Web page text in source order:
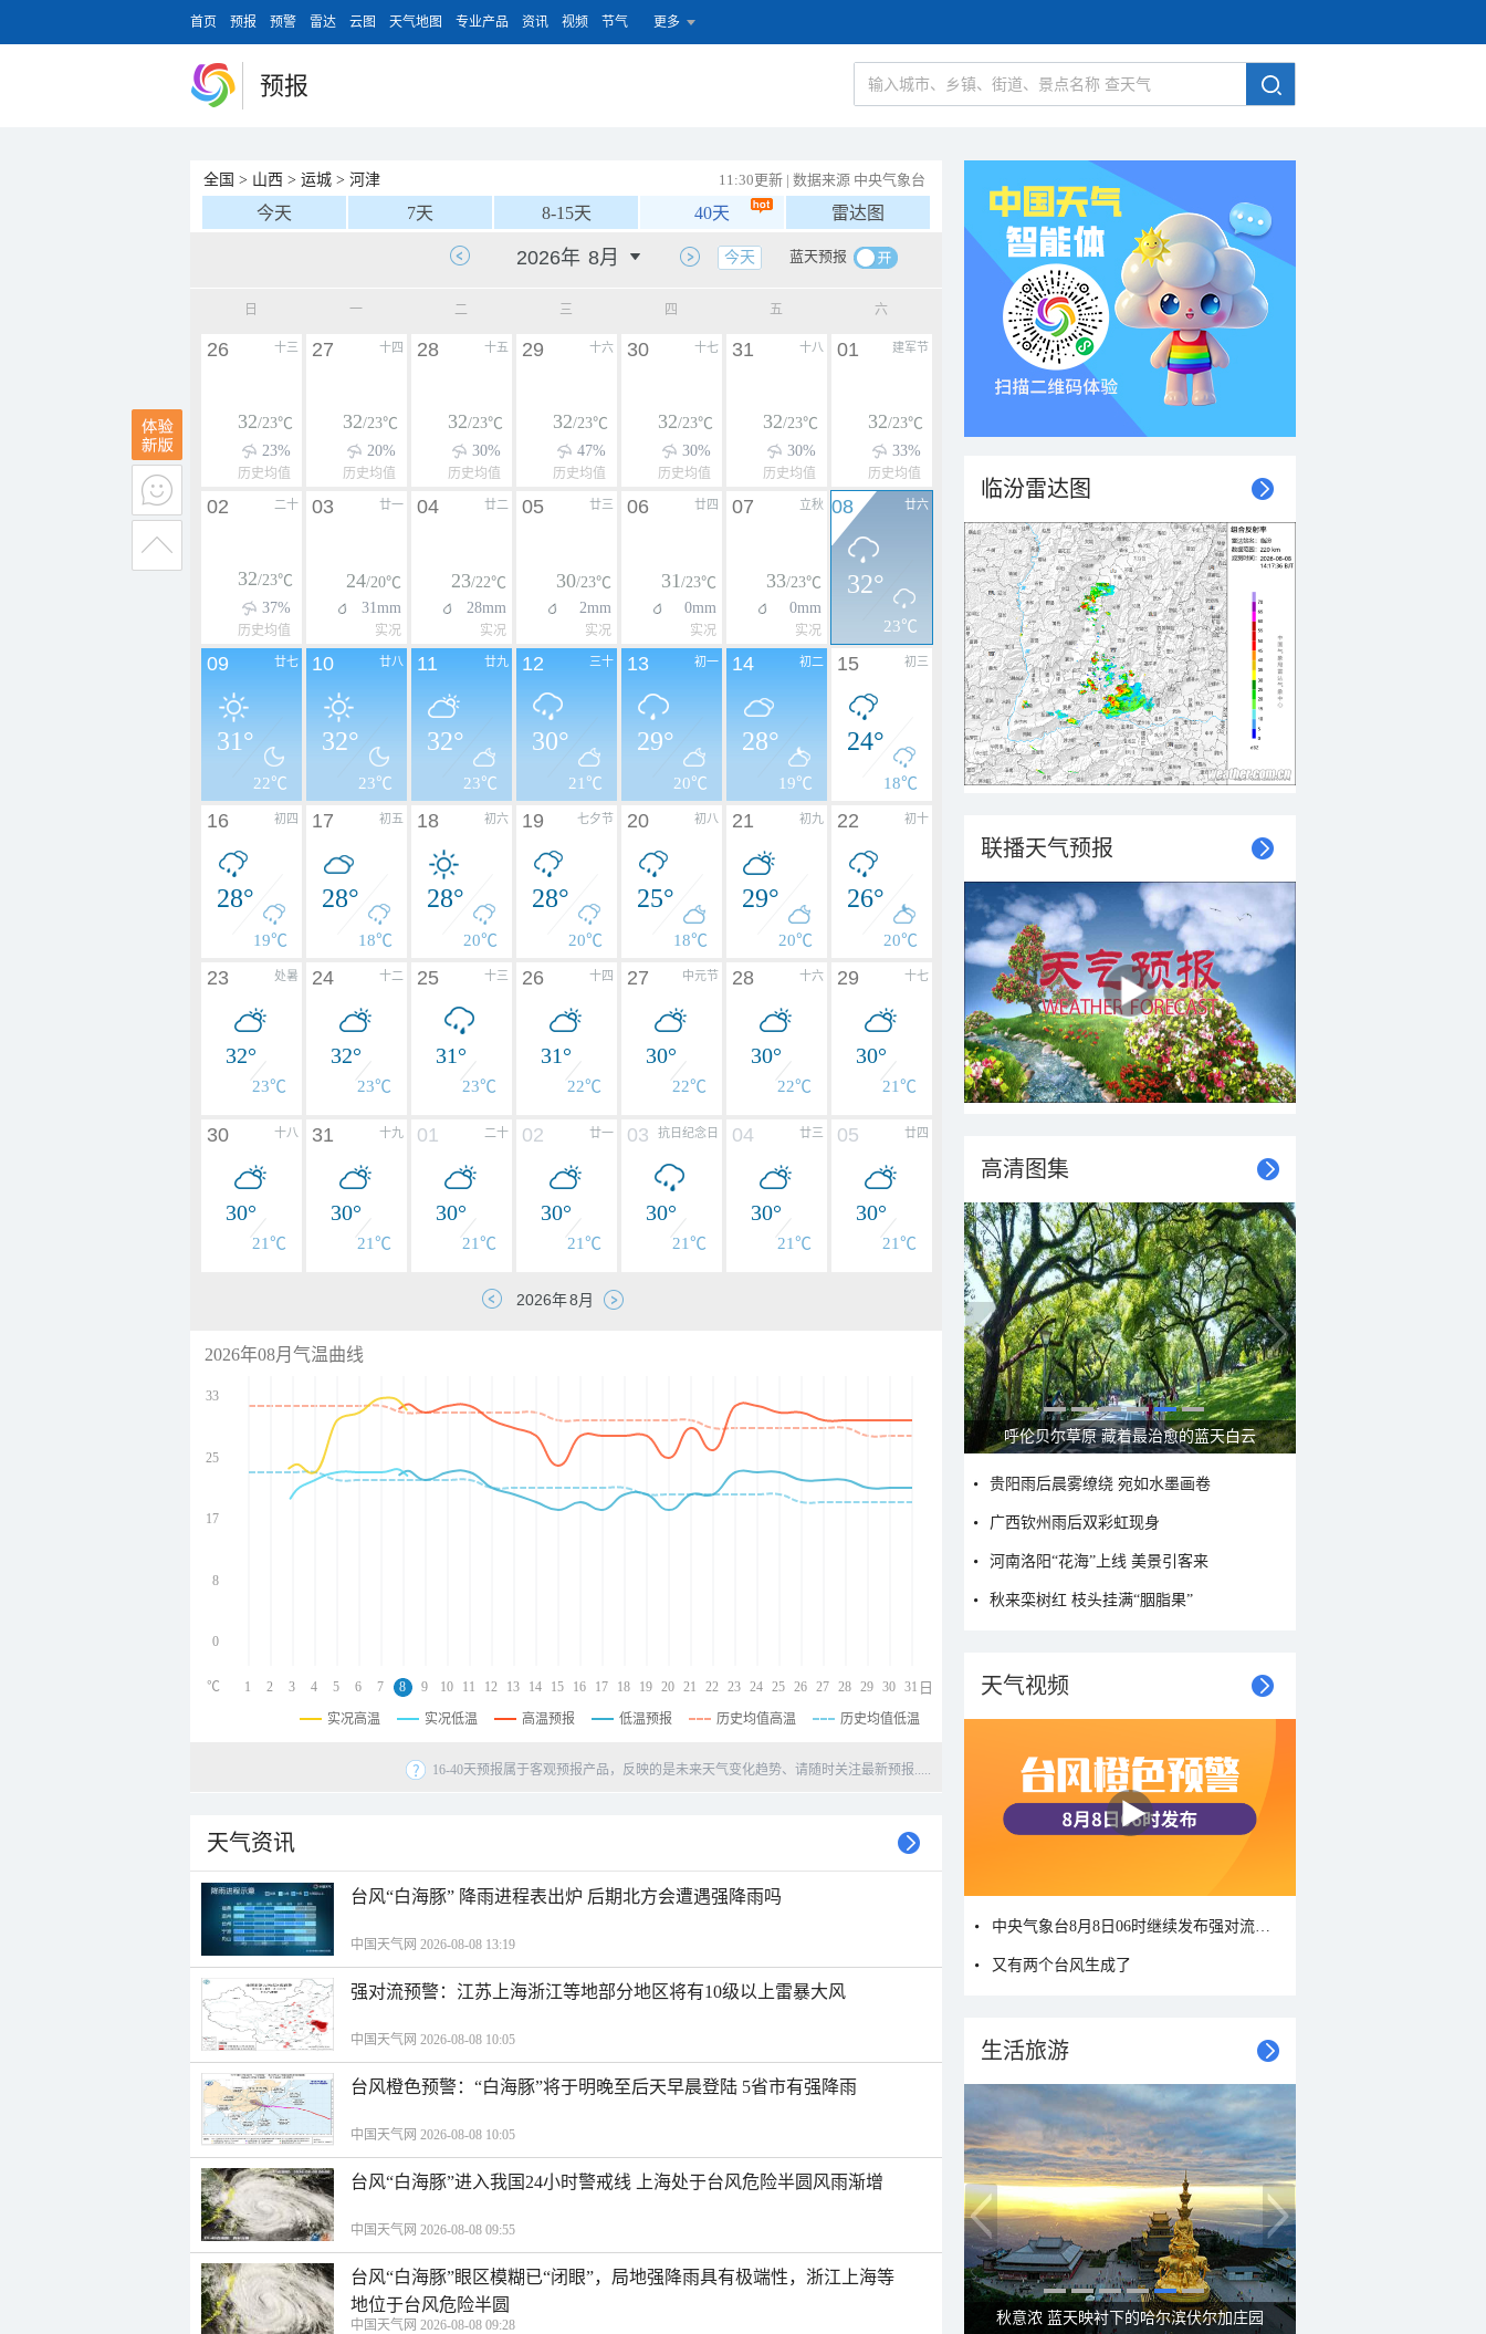
首页 预报 预警 雷达 云图 天气地图 专业产品 资讯 视频 节气 更多
预报
全国 > 山西 > 运城 > 河津 11:30更新 | 数据来源 中央气象台
今天 7天 8-15天 40天 雷达图
蓝天预报
今天
日 一 二 三 四 五 六
十三
26
32/23℃
23%
历史均值
十四
27
32/23℃
20%
历史均值
十五
28
32/23℃
30%
历史均值
十六
29
32/23℃
47%
历史均值
十七
30
32/23℃
30%
历史均值
十八
31
32/23℃
30%
历史均值
建军节
01
32/23℃
33%
历史均值
二十
02
32/23℃
37%
历史均值
廿一
03
24/20℃
31mm
实况
廿二
04
23/22℃
28mm
实况
廿三
05
30/23℃
2mm
实况
廿四
06
31/23℃
0mm
实况
立秋
07
33/23℃
0mm
实况
廿六
08
32°
23℃
廿七
09
31°
22℃
廿八
10
32°
23℃
廿九
11
32°
23℃
三十
12
30°
21℃
初一
13
29°
20℃
初二
14
28°
19℃
初三
15
24°
18℃
初四
16
28°
19℃
初五
17
28°
18℃
初六
18
28°
20℃
七夕节
19
28°
20℃
初八
20
25°
18℃
初九
21
29°
20℃
初十
22
26°
20℃
处暑
23
32°
23℃
十二
24
32°
23℃
十三
25
31°
23℃
十四
26
31°
22℃
中元节
27
30°
22℃
十六
28
30°
22℃
十七
29
30°
21℃
十八
30
30°
21℃
十九
31
30°
21℃
二十
01
30°
21℃
廿一
02
30°
21℃
抗日纪念日
03
30°
21℃
廿三
04
30°
21℃
廿四
05
30°
21℃
2026年08月气温曲线
33
25
17
8
0
1 2 3 4 5 6 7 8 9 10 11 12 13 14 15 16 17 18 19 20 21 22 23 24 25 26 27 28 29 30 31
℃ 日
实况高温 实况低温 高温预报 低温预报 历史均值高温 历史均值低温
16-40天预报属于客观预报产品，反映的是未来天气变化趋势、请随时关注最新预报.....
天气资讯
台风“白海豚” 降雨进程表出炉 后期北方会遭遇强降雨吗
中国天气网 2026-08-08 13:19
强对流预警：江苏上海浙江等地部分地区将有10级以上雷暴大风
中国天气网 2026-08-08 10:05
台风橙色预警：“白海豚”将于明晚至后天早晨登陆 5省市有强降雨
中国天气网 2026-08-08 10:05
台风“白海豚”进入我国24小时警戒线 上海处于台风危险半圆风雨渐增
中国天气网 2026-08-08 09:55
台风“白海豚”眼区模糊已“闭眼”，局地强降雨具有极端性，浙江上海等
地位于台风危险半圆
中国天气网 2026-08-08 09:28
临汾雷达图
联播天气预报
高清图集
呼伦贝尔草原 藏着最治愈的蓝天白云
贵阳雨后晨雾缭绕 宛如水墨画卷
广西钦州雨后双彩虹现身
河南洛阳“花海”上线 美景引客来
秋来栾树红 枝头挂满“胭脂果”
天气视频
又有两个台风生成了
生活旅游
秋意浓 蓝天映衬下的哈尔滨伏尔加庄园